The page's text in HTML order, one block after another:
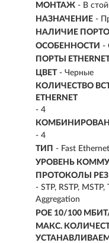
МОНТАЖ - В
НАЗНАЧЕНИЕ -
НАЛИЧИЕ
ОСОБЕННОСТИ -
ПОРТЫ
ЦВЕТ - Черные
КОЛИЧЕСТВО
ETHERNET
- 4
- 4
ТИП - Fast Ethernet
УРОВЕНЬ
ПРОТОКОЛЫ
- STP, RSTP,
Aggregation
POE 10/100
МАКС.